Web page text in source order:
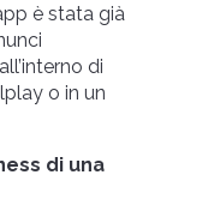
è stata già
di
o in un
di una